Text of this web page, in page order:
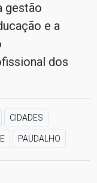
gestão
e a
dos
CIDADES
PAUDALHO